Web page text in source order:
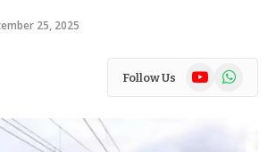
25, 2025
Follow Us YouTubeWhatsApp